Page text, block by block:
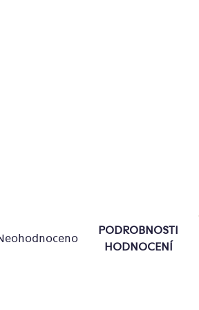
PODROBNOSTI
HODNOCENÍ